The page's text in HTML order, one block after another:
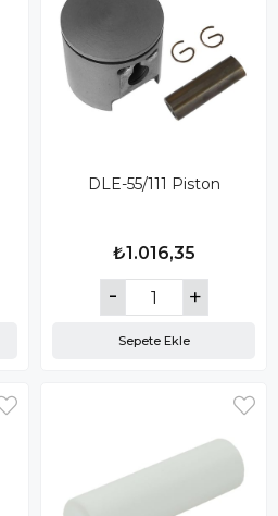
DLE-55/111 Piston
₺1.016,35
Sepete Ekle